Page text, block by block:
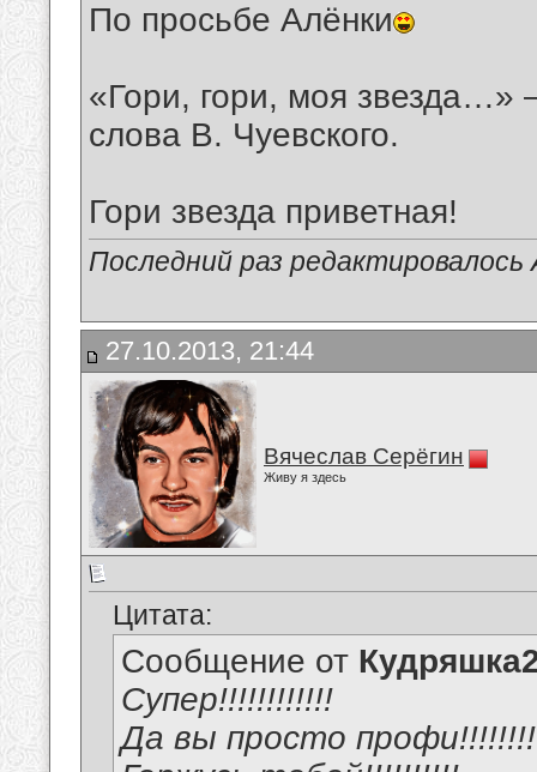
По просьбе Алёнки
«Гори, гори, моя звезда…»
слова В. Чуевского.
Гори звезда приветная!
Последний раз
27.10.2013, 21:44
Вячеслав Серёгин
Живу я здесь
Цитата:
Сообщение от
Супер!!!!!!!!!!!!
Да вы просто